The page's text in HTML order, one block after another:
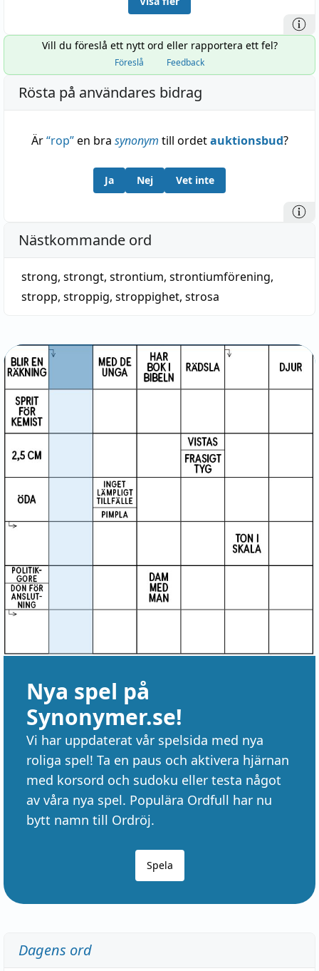
Vill du föreslå ett nytt ord eller rapportera ett fel?
Föreslå Feedback
Rösta på användares bidrag
Är“rop”en bra synonym till ordetauktionsbud?
Ja Nej Vet inte
Nästkommande ord
strong, strongt, strontium, strontiumförening,
stropp, stroppig, stroppighet, strosa
Nya spel på
Synonymer.se!
Vi har uppdaterat vår spelsida med nya
roliga spel! Ta en paus och aktivera hjärnan
med korsord och sudoku eller testa något
av våra nya spel. Populära Ordfull har nu
bytt namn till Ordröj.
Spela
Dagens ord